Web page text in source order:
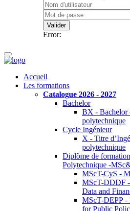
Valider
Error:
Accueil
Les formations
Catalogue 2026 - 2027
Bachelor
BX - Bachelor
polytechnique
Cycle Ingénieur
X - Titre
polytechnique
Diplôme de
Polytechnique -
MScT-CyS -
MScT-DDDF
Data and
MScT-DEPP -
for Public